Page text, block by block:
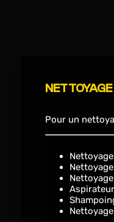
Pour un